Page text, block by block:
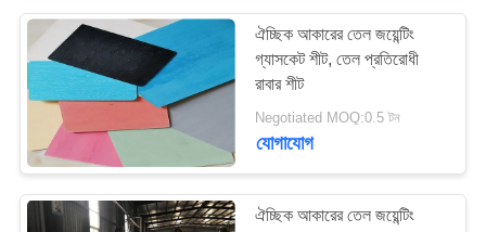
ঐচ্ছিক আকারের তেল জয়েন্টিং
গ্যাসকেট শীট, তেল প্রতিরোধী
রাবার শীট
Negotiated MOQ:0.5 টন
যোগাযোগ
ঐচ্ছিক আকারের তেল জয়েন্টিং